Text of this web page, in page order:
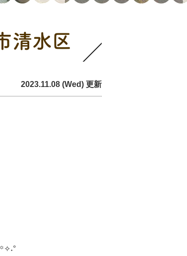
清水区
2023.11.08 (Wed) 更新